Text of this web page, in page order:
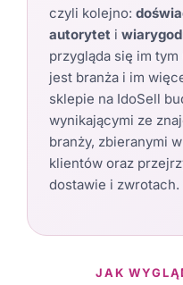
czyli kolejno:
autorytet i
przygląda się im
jest branża i im
sklepie na IdoSell
wynikającymi ze
branży, zbieranymi
klientów oraz
dostawie i zwrotach.
JAK